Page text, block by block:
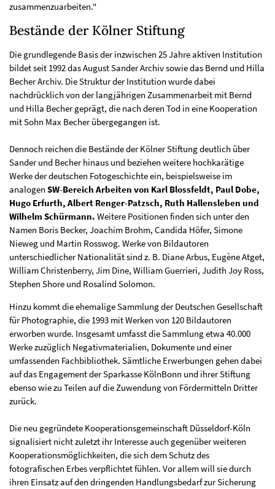
zusammenzuarbeiten."
Bestände der Kölner Stiftung
Die grundlegende Basis der inzwischen 25 Jahre aktiven Institution
bildet seit 1992 das August Sander Archiv sowie das Bernd und Hilla
Becher Archiv. Die Struktur der Institution wurde dabei
nachdrücklich von der langjährigen Zusammenarbeit mit Bernd
und Hilla Becher geprägt, die nach deren Tod in eine Kooperation
mit Sohn Max Becher übergegangen ist.
Dennoch reichen die Bestände der Kölner Stiftung deutlich über
Sander und Becher hinaus und beziehen weitere hochkarätige
Werke der deutschen Fotogeschichte ein, beispielsweise im
analogen SW-Bereich Arbeiten von Karl Blossfeldt, Paul Dobe,
Hugo Erfurth, Albert Renger-Patzsch, Ruth Hallensleben und
Wilhelm Schürmann. Weitere Positionen finden sich unter den
Namen Boris Becker, Joachim Brohm, Candida Höfer, Simone
Nieweg und Martin Rosswog. Werke von Bildautoren
unterschiedlicher Nationalität sind z. B. Diane Arbus, Eugène Atget,
William Christenberry, Jim Dine, William Guerrieri, Judith Joy Ross,
Stephen Shore und Rosalind Solomon.
Hinzu kommt die ehemalige Sammlung der Deutschen Gesellschaft
für Photographie, die 1993 mit Werken von 120 Bildautoren
erworben wurde. Insgesamt umfasst die Sammlung etwa 40.000
Werke zuzüglich Negativmaterialien, Dokumente und einer
umfassenden Fachbibliothek. Sämtliche Erwerbungen gehen dabei
auf das Engagement der Sparkasse KölnBonn und ihrer Stiftung
ebenso wie zu Teilen auf die Zuwendung von Fördermitteln Dritter
zurück.
Die neu gegründete Kooperationsgemeinschaft Düsseldorf-Köln
signalisiert nicht zuletzt ihr Interesse auch gegenüber weiteren
Kooperationsmöglichkeiten, die sich dem Schutz des
fotografischen Erbes verpflichtet fühlen. Vor allem will sie durch
ihren Einsatz auf den dringenden Handlungsbedarf zur Sicherung